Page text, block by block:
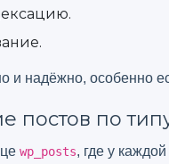
и надёжно, особенно
постов по
wp_posts, где у